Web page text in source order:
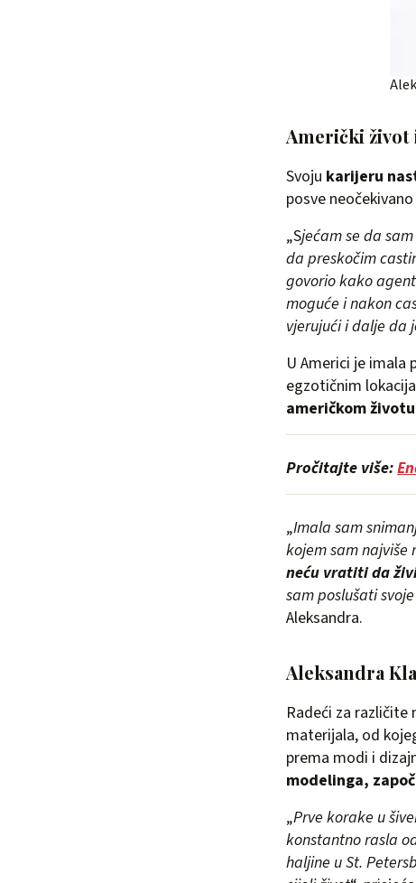
Američki život
Svoju karijeru
posve
„Sjećam se da
da preskočim
govorio kako
moguće i nakon
vjerujući i dalje da
U Americi je
egzotičnim
američkom
Pročitajte više:
„Imala sam
kojem sam najviše
neću vratiti da
sam poslušati
Aleksandra.
Aleksandra
Radeći za
materijala, od
prema modi i
modelinga,
„Prve korake u
konstantno rasla
haljine u St.